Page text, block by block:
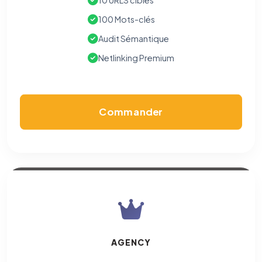
100 Mots-clés
Audit Sémantique
Netlinking Premium
Commander
AGENCY